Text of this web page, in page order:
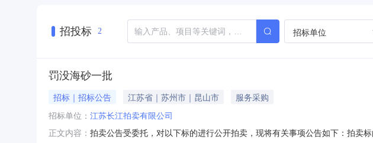
招投标 2 招标单位
罚没海砂一批
招标｜招标公告 江苏省｜苏州市｜昆山市
服务采购
招标单位： 江苏长江拍卖有限公司
正文内容： 拍卖公告受委托，对以下标的进行公开拍卖，现将有关事项公告如下：拍卖